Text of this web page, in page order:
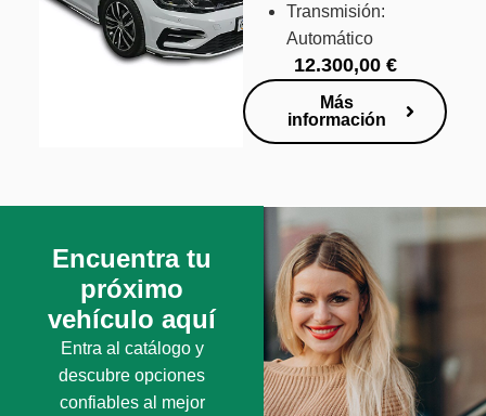
Transmisión:
Automático
12.300,00 €
Más
información
Encuentra tu
próximo
vehículo aquí
Entra al catálogo y
descubre opciones
confiables al mejor